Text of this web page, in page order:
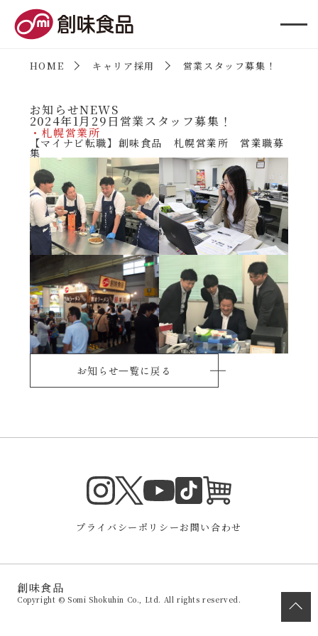
HOME キャリア採用 営業スタッフ募集！
お知らせNEWS
2024年1月29日営業スタッフ募集！
・札幌営業所
【マイナビ転職】創味食品 札幌営業所 営業職募
集
お知らせ⼀覧に戻る
Instagram
TwitterYouTube
TikTok
プライバシーポリシーお問い合わせ
創味食品
Copyright © Somi Shokuhin Co., Ltd. All rights reserved.